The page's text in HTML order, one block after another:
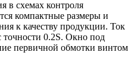
в схемах контроля
компактные размеры и
к качеству продукции. Ток
0.2S. Окно под
первичной обмотки винтом